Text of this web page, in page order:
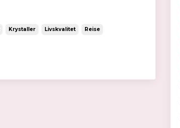
Krystaller Livskvalitet Reise